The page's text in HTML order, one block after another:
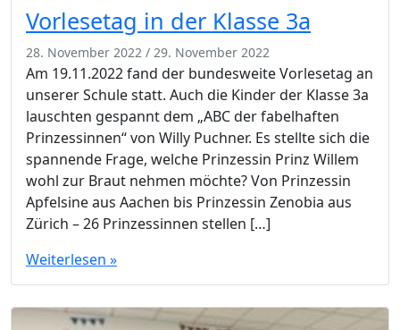
Vorlesetag in der Klasse 3a
28. November 2022 / 29. November 2022
Am 19.11.2022 fand der bundesweite Vorlesetag an
unserer Schule statt. Auch die Kinder der Klasse 3a
lauschten gespannt dem „ABC der fabelhaften
Prinzessinnen“ von Willy Puchner. Es stellte sich die
spannende Frage, welche Prinzessin Prinz Willem
wohl zur Braut nehmen möchte? Von Prinzessin
Apfelsine aus Aachen bis Prinzessin Zenobia aus
Zürich – 26 Prinzessinnen stellen […]
Weiterlesen »